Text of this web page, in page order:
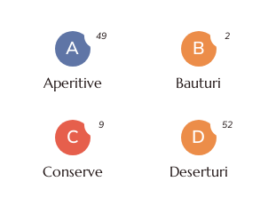
A
Aperitive
49
B
Bauturi
2
C
Conserve
9
D
Deserturi
52